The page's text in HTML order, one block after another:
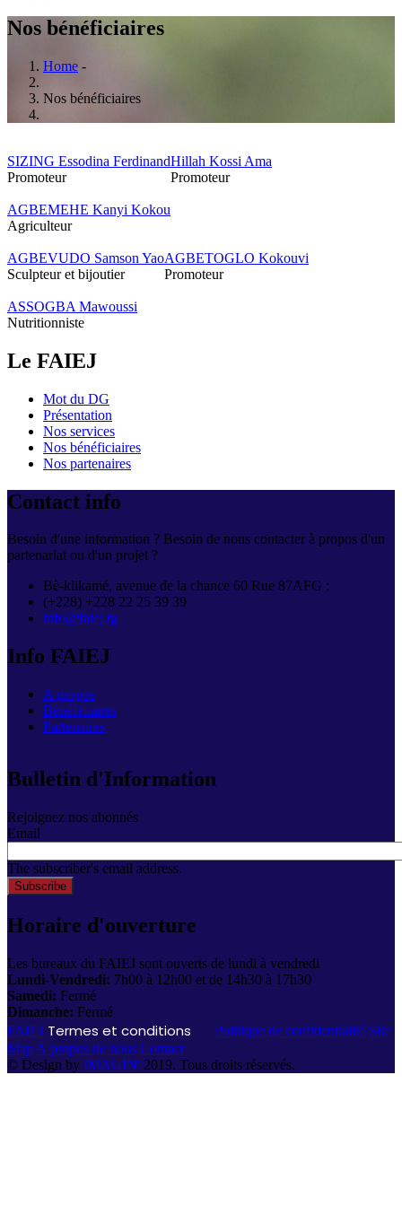
Nos bénéficiaires
Breadcrumb
Home -
Nos bénéficiaires
SIZING Essodina Ferdinand
Promoteur
Hillah Kossi Ama
Promoteur
AGBEMEHE Kanyi Kokou
Agriculteur
AGBEVUDO Samson Yao
Sculpteur et bijoutier
AGBETOGLO Kokouvi
Promoteur
ASSOGBA Mawoussi
Nutritionniste
Le FAIEJ
Mot du DG
Présentation
Nos services
Nos bénéficiaires
Nos partenaires
Contact info
Besoin d'une information ? Besoin de nous contacter à propos d'un
partenariat ou d'un projet ?
Bè-klikamé, avenue de la chance 60 Rue 87AFG ;
(+228) +228 22 25 39 39
info@faiej.tg
Info FAIEJ
A propos
Bénéficiaires
Partenaires
Bulletin d'Information
Rejoignez nos abonnés
Email
The subscriber's email address.
Horaire d'ouverture
Les bureaux du FAIEJ sont ouverts de lundi à vendredi
Lundi-Vendredi: 7h00 à 12h00 et de 14h30 à 17h30
Samedi: Fermé
Dimanche: Fermé
FAIEJ Termes et conditions Politique de confidentialité Site
Map A propos de nous Contact
© Design by IMAGIN' 2019. Tous droits réservés.